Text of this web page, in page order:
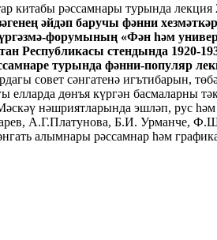
әйдәп баручы фәнни
форумының «Фән һәм
Республикасы стендында 1920-
турында фәнни-популяр
совет сәнгатенә игътибарын,
елларда дөнъя күргән басмаларны
нәшриятларында эшләп, рус һәм
А.Г.Платунова, Б.И. Урманче,
алымнары рәссамнар һәм